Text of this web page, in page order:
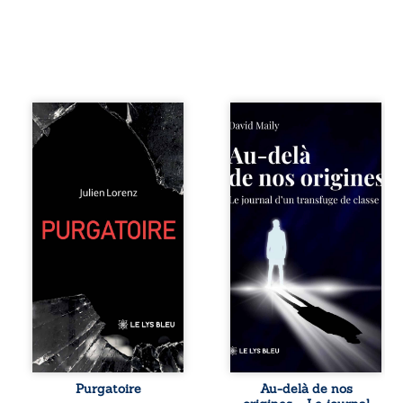
Vingt années
d’écriture, de
blessures,
d’émotions et de
pensées se
rencontrent dans
profondément
intime. Entre
poèmes bruts,
pamphlets et
réflexions
philosophiques,
chaque texte
ouvre une porte
sur l’existence. Ici,
nul ordre imposé :
Purgatoire
Né dans un milieu
populaire où la
violence et les
fractures
familiales tenaient
lieu de destin,
rupture. Très tôt,
l’école et les livres
deviennent ses
armes de survie, le
moteur d’une
lente ascension
sociale. S’arracher
à ses racines
exige pourtant un
prix invisible. Pris
entre deux
mondes, l’homme
Au-delà de nos